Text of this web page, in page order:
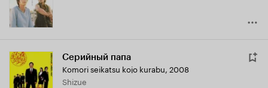
Серийный папа
Komori seikatsu kojo kurabu, 2008
Shizue